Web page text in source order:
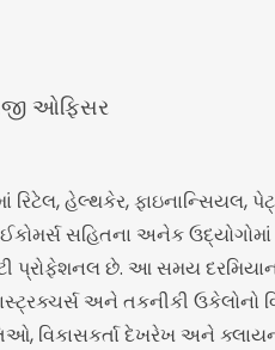
ઓફિસર
હેલ્થકેર, ફાઇનાન્સિયલ,
સહિતના અનેક ઉદ્યોગોમાં
છે. આ સમય
અને તકનીકી ઉકેલોનો
વિકાસકર્તા દેખરેખ અને